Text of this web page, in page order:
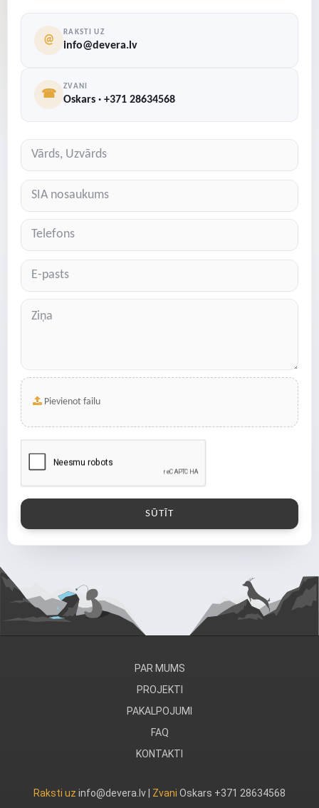
@
RAKSTI UZ
info@devera.lv
☎
ZVANI
Oskars · +371 28634568
Pievienot failu
PAR MUMS
PROJEKTI
PAKALPOJUMI
FAQ
KONTAKTI
Raksti uz info@devera.lv | Zvani Oskars +371 28634568